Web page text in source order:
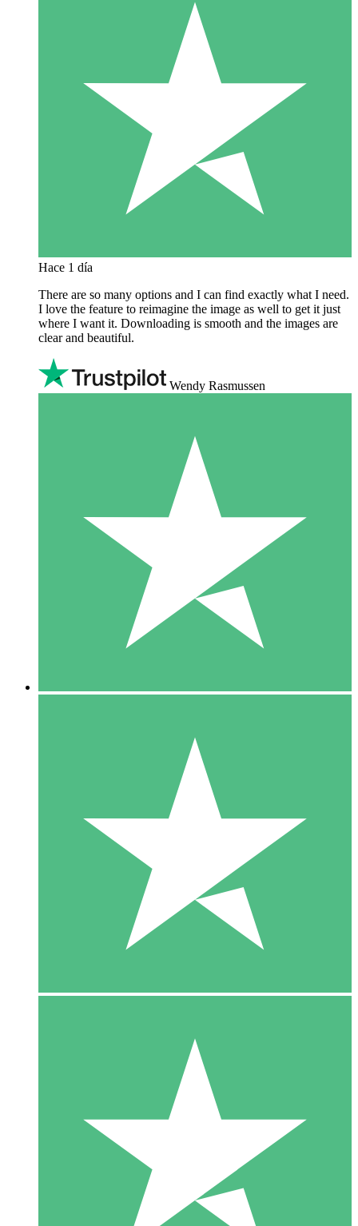
Hace 1 día
There are so many options and I can find exactly what I need.
I love the feature to reimagine the image as well to get it just
where I want it. Downloading is smooth and the images are
clear and beautiful.
Wendy Rasmussen